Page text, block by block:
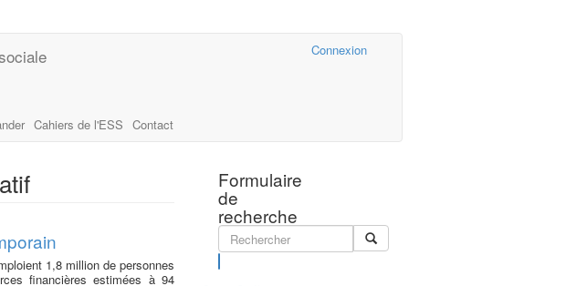
Connexion
Cahiers de l'ESS Contact
Formulaire
de
recherche
1,8 million de personnes
financières estimées à 94